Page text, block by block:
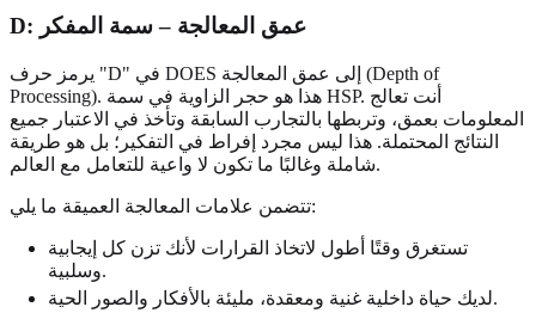
D: عمق المعالجة – سمة المفكر
يرمز حرف "D" في DOES إلى عمق المعالجة (Depth of
Processing). هذا هو حجر الزاوية في سمة HSP. أنت تعالج
المعلومات بعمق، وتربطها بالتجارب السابقة وتأخذ في الاعتبار جميع
النتائج المحتملة. هذا ليس مجرد إفراط في التفكير؛ بل هو طريقة
شاملة وغالبًا ما تكون لا واعية للتعامل مع العالم.
تتضمن علامات المعالجة العميقة ما يلي:
تستغرق وقتًا أطول لاتخاذ القرارات لأنك تزن كل إيجابية
وسلبية.
لديك حياة داخلية غنية ومعقدة، مليئة بالأفكار والصور الحية.